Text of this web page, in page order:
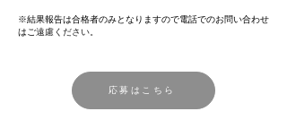
※結果報告は合格者のみとなりますので電話でのお問い合わせ
はご遠慮ください。
応募はこちら